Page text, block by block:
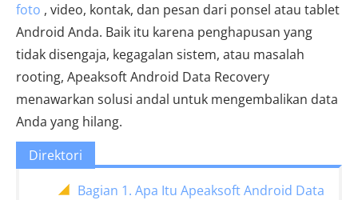
foto , video, kontak, dan pesan dari ponsel atau tablet
Android Anda. Baik itu karena penghapusan yang
tidak disengaja, kegagalan sistem, atau masalah
rooting, Apeaksoft Android Data Recovery
menawarkan solusi andal untuk mengembalikan data
Anda yang hilang.
Direktori
Bagian 1. Apa Itu Apeaksoft Android Data